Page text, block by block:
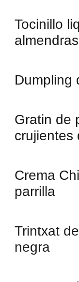
Tocinillo
almendras
Dumpling
Gratin de
crujientes
Crema
parrilla
Trintxat
negra